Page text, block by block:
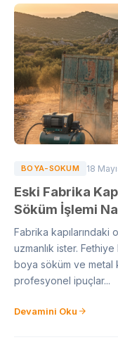
BOYA-SOKUM 18
Eski Fabrika
Söküm İşlemi
Fabrika kapılarındaki
uzmanlık ister.
boya söküm ve metal
profesyonel ipuçlar...
Devamini Oku